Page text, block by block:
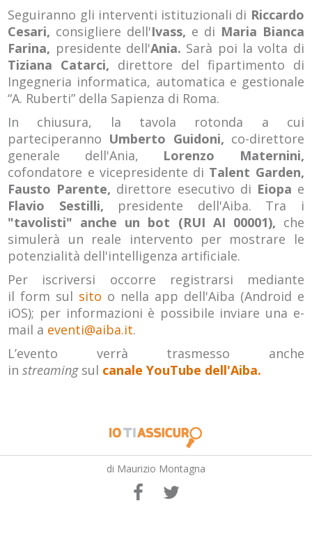
Seguiranno gli interventi istituzionali di Riccardo
Cesari, consigliere dell'Ivass, e di Maria Bianca
Farina, presidente dell'Ania. Sarà poi la volta di
Tiziana Catarci, direttore del fipartimento di
Ingegneria informatica, automatica e gestionale
“A. Ruberti” della Sapienza di Roma.
In chiusura, la tavola rotonda a cui
parteciperanno Umberto Guidoni, co-direttore
generale dell'Ania, Lorenzo Maternini,
cofondatore e vicepresidente di Talent Garden,
Fausto Parente, direttore esecutivo di Eiopa e
Flavio Sestilli, presidente dell'Aiba. Tra i
"tavolisti" anche un bot (RUI AI 00001), che
simulerà un reale intervento per mostrare le
potenzialità dell'intelligenza artificiale.
Per iscriversi occorre registrarsi mediante
il form sul sito o nella app dell'Aiba (Android e
iOS); per informazioni è possibile inviare una e-
mail a eventi@aiba.it.
L’evento verrà trasmesso anche
instreaming sul canale YouTube dell'Aiba.
di Maurizio Montagna